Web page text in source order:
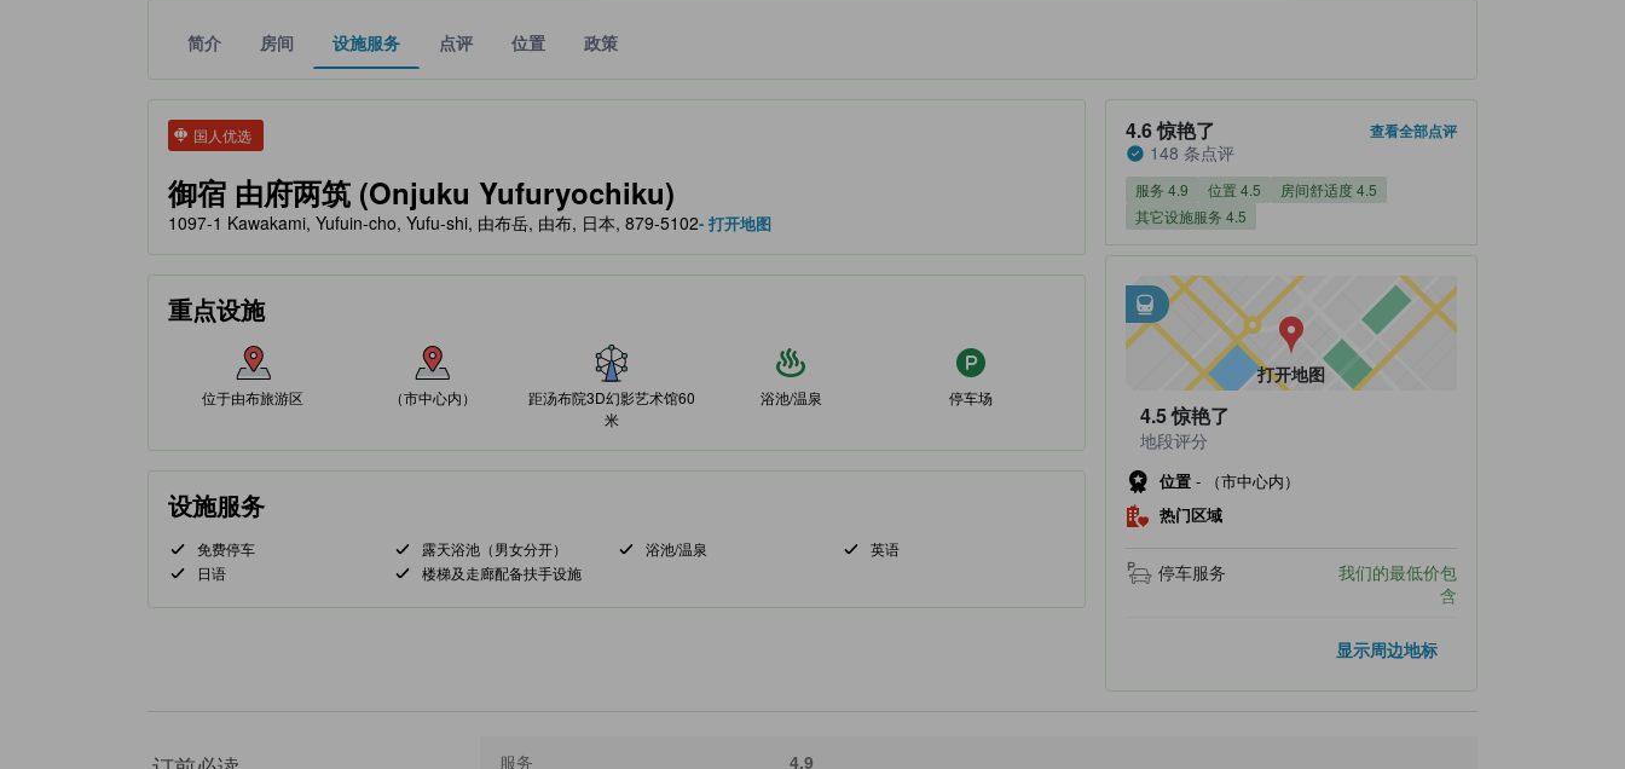
简介 房间 设施服务 点评 位置 政策
国人优选
tooltip
御宿 由府两筑 (Onjuku Yufuryochiku)
tooltip
金色星星表示的等级信息由合作第三方平台提供，仅作为住宿舒适度、设施服务等方面的水平参考。
1097-1 Kawakami, Yufuin-cho, Yufu-shi, 由布岳, 由布, 日本, 879-5102- 打开地图
重点设施
位于由布旅游区 （市中心内）
距汤布院3D幻影艺术馆60
米
浴池/温泉 停车场
设施服务
免费停车 露天浴池（男女分开） 浴池/温泉
英语
日语
楼梯及走廊配备扶手设施
住客评分 4.6，满分 5 惊艳了 148 条点评
4.6惊艳了
148 条点评
查看全部点评
服务 4.9 位置 4.5
房间舒适度 4.5
其它设施服务 4.5
tooltip
邻近交通
• 距由布院站不到0.85公里
打开地图
4.5惊艳了
地段评分
位置 -
（市中心内）
热门区域
停车服务
我们的最低价包
含
显示周边地标
服务 4.9